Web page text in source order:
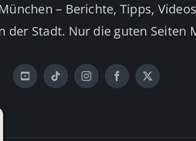
– Berichte, Tipps,
der Stadt. Nur die guten Seiten